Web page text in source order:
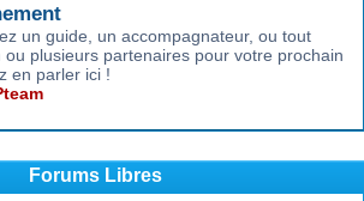
un guide, un accompagnateur, ou tout
ou plusieurs partenaires pour votre prochain
en parler ici !
Forums Libres